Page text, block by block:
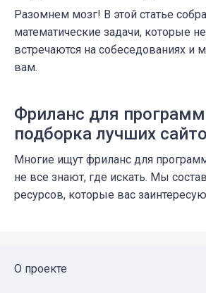
Разомнем мозг! В этой статье
математические задачи, которые
встречаются на собеседованиях и
вам.
Фриланс для
подборка лучших
Многие ищут фриланс для
не все знают, где искать. Мы
ресурсов, которые вас
О проекте